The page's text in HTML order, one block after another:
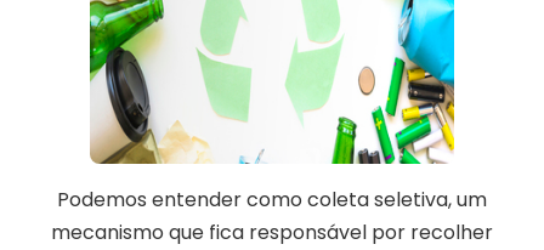
Podemos entender como coleta seletiva, um
mecanismo que fica responsável por recolher